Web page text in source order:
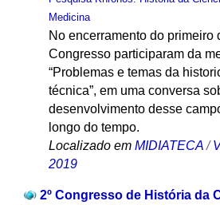
Medicina
No encerramento do primeiro
Congresso participaram da
“Problemas e temas da
técnica”, em uma conversa
desenvolvimento desse
longo do tempo.
Localizado em MIDIATECA /
2019
2º Congresso de História da